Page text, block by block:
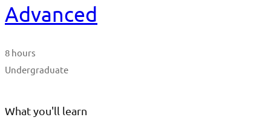
Advanced
8 hours
Undergraduate
What you'll learn